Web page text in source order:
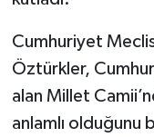
Cumhuriyet
Öztürkler,
alan Millet
anlamlı olduğunu